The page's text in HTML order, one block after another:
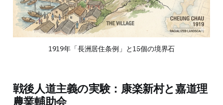
1919年「長洲居住条例」と15個の境界石
戦後人道主義の実験：康楽新村と嘉道理
農業輔助会